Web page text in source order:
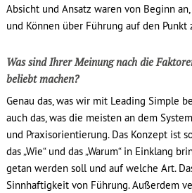
Absicht und Ansatz waren von Beginn
und Können über Führung auf den Punkt
Was sind Ihrer Meinung nach die
beliebt machen?
Genau das, was wir mit Leading Simple
auch das, was die meisten an dem
und Praxisorientierung. Das Konzept ist so
das „Wie“ und das „Warum“ in Einklang
getan werden soll und auf welche Art.
Sinnhaftigkeit von Führung. Außerdem